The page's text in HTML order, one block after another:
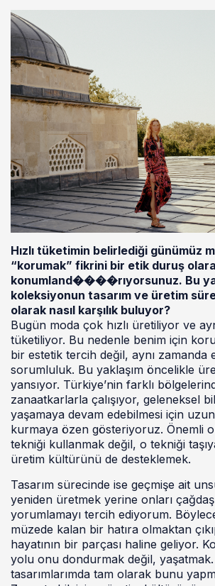
Hızlı tüketimin belirlediği günümüz
“korumak” fikrini bir etik duruş
konumland����rıyorsunuz. Bu
koleksiyonun tasarım ve üretim
olarak nasıl karşılık buluyor?
Bugün moda çok hızlı üretiliyor ve
tüketiliyor. Bu nedenle benim için
bir estetik tercih değil, aynı zamanda
sorumluluk. Bu yaklaşım öncelikle
yansıyor. Türkiye’nin farklı
zanaatkarlarla çalışıyor, geleneksel
yaşamaya devam edebilmesi için
kurmaya özen gösteriyoruz. Önemli
tekniği kullanmak değil, o tekniği
üretim kültürünü de desteklemek.
Tasarım sürecinde ise geçmişe ait
yeniden üretmek yerine onları
yorumlamayı tercih ediyorum.
müzede kalan bir hatıra olmaktan
hayatının bir parçası haline geliyor.
yolu onu dondurmak değil,
tasarımlarımda tam olarak bunu